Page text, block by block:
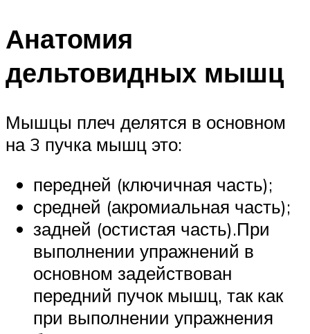
Анатомия
дельтовидных мышц
Мышцы плеч делятся в основном
на 3 пучка мышц это:
передней (ключичная часть);
средней (акромиальная часть);
задней (остистая часть).При
выполнении упражнений в
основном задействован
передний пучок мышц, так как
при выполнении упражнения